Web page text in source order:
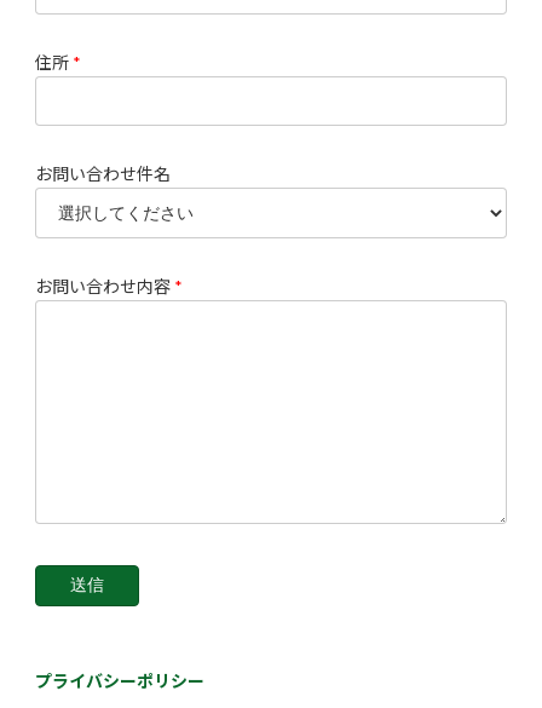
住所 *
お問い合わせ件名
お問い合わせ内容 *
プライバシーポリシー